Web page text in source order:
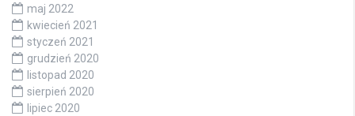
maj 2022
kwiecień 2021
styczeń 2021
grudzień 2020
listopad 2020
sierpień 2020
lipiec 2020